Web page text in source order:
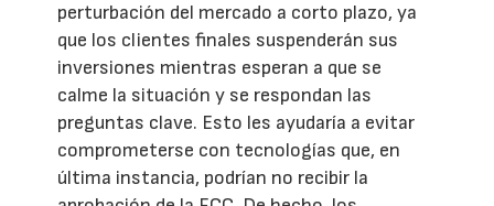
perturbación del mercado a corto plazo, ya
que los clientes finales suspenderán sus
inversiones mientras esperan a que se
calme la situación y se respondan las
preguntas clave. Esto les ayudaría a evitar
comprometerse con tecnologías que, en
última instancia, podrían no recibir la